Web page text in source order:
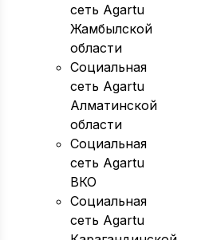
сеть Agartu
Жамбылской
области
Социальная
сеть Agartu
Алматинской
области
Социальная
сеть Agartu
ВКО
Социальная
сеть Agartu